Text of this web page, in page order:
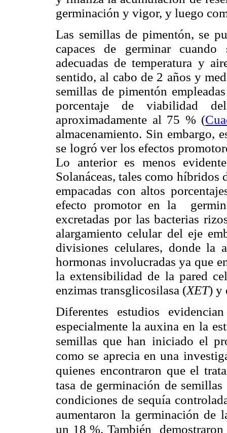
germinación y vigor, y luego
Las semillas de pimentón, se
capaces de germinar
adecuadas de temperatura y
sentido, al cabo de 2 años y
semillas de pimentón
porcentaje de viabilidad
aproximadamente al 75 % (
almacenamiento. Sin embargo,
se logró ver los efectos
Lo anterior es menos
Solanáceas, tales como híbridos
empacadas con altos
efecto promotor en la
excretadas por las bacterias
alargamiento celular del eje
divisiones celulares, donde la
hormonas involucradas ya que
la extensibilidad de la pared
enzimas transglicosilasa (XET) y
Diferentes estudios
especialmente la auxina en la
semillas que han iniciado el
como se aprecia en una
quienes encontraron que el
tasa de germinación de
condiciones de sequía
aumentaron la germinación de
un 18 %. También demostraron